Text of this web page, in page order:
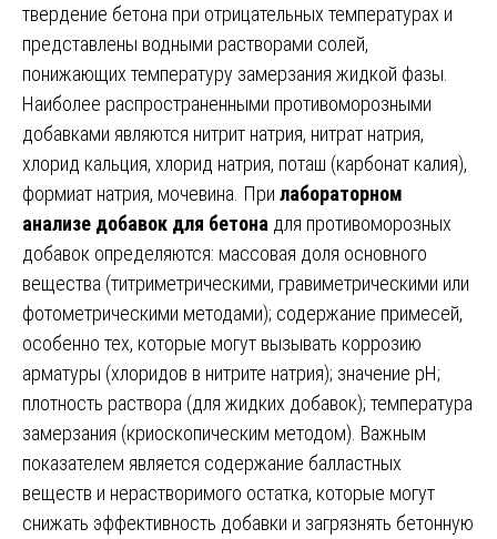
твердение бетона при отрицательных температурах и
представлены водными растворами солей,
понижающих температуру замерзания жидкой фазы.
Наиболее распространенными противоморозными
добавками являются нитрит натрия, нитрат натрия,
хлорид кальция, хлорид натрия, поташ (карбонат калия),
формиат натрия, мочевина. При лабораторном
анализе добавок для бетона для противоморозных
добавок определяются: массовая доля основного
вещества (титриметрическими, гравиметрическими или
фотометрическими методами); содержание примесей,
особенно тех, которые могут вызывать коррозию
арматуры (хлоридов в нитрите натрия); значение pH;
плотность раствора (для жидких добавок); температура
замерзания (криоскопическим методом). Важным
показателем является содержание балластных
веществ и нерастворимого остатка, которые могут
снижать эффективность добавки и загрязнять бетонную